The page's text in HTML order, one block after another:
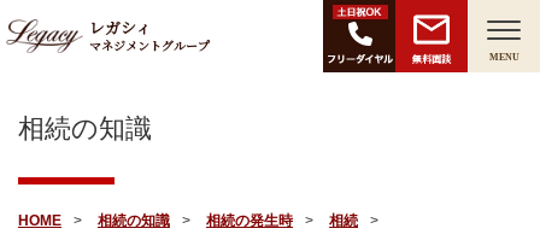
レガシィ
マネジメントグループ
無料面談 MENU
相続の知識
HOME 相続の知識 相続の発生時 相続